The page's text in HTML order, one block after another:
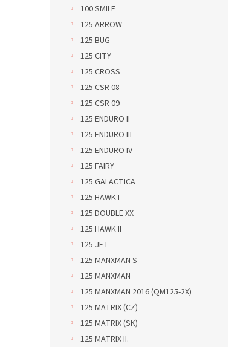
100 SMILE
125 ARROW
125 BUG
125 CITY
125 CROSS
125 CSR 08
125 CSR 09
125 ENDURO II
125 ENDURO III
125 ENDURO IV
125 FAIRY
125 GALACTICA
125 HAWK I
125 DOUBLE XX
125 HAWK II
125 JET
125 MANXMAN S
125 MANXMAN
125 MANXMAN 2016 (QM125-2X)
125 MATRIX (CZ)
125 MATRIX (SK)
125 MATRIX II.